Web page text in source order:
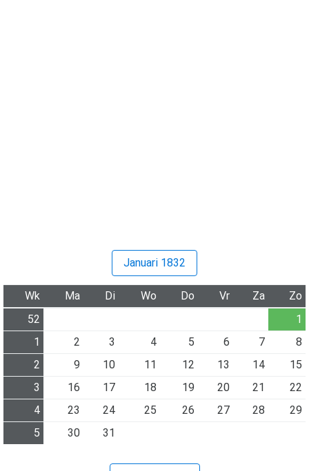
Januari 1832
Wk Ma Di Wo Do Vr Za
Zo
52
1
1
2 3 4 5 6 7
8
2
9 10 11 12 13 14
15
3
16 17 18 19 20 21
22
4
23 24 25 26 27 28
29
5
30 31